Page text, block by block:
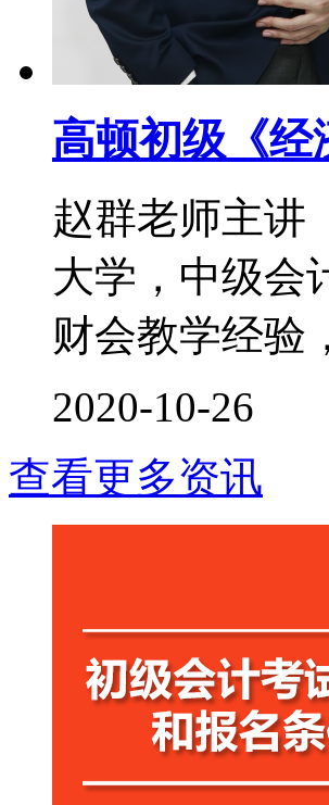
高顿初级《经
赵群老师主讲
大学，中级会
财会教学经验
2020-10-26
查看更多资讯